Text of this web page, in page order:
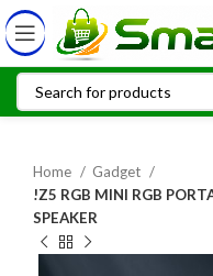
Home
Gadget
!Z5 RGB MINI RGB
SPEAKER